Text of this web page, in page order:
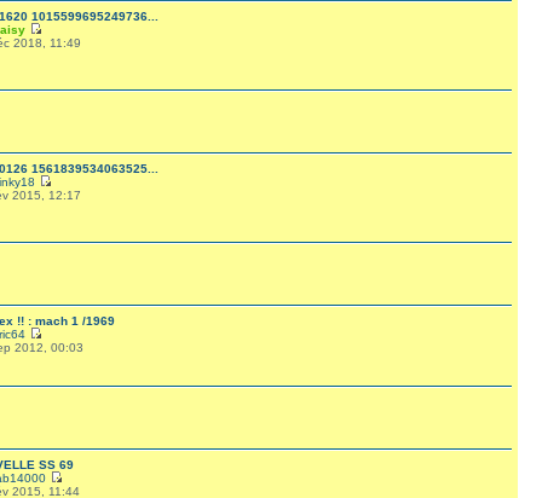
1015599695249736...
2018, 11:49
1561839534063525...
2015, 12:17
!! : mach 1 /1969
2012, 00:03
SS 69
2015, 11:44